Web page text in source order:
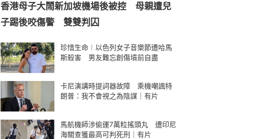
香港母子大鬧新加坡機場後被控 母親遭兒
子踢後咬傷警 雙雙判囚
珍惜生命︱以色列女子音樂節遭哈馬
斯殺害 男友難忘創傷墳前自盡
卡尼演講時提詞器故障 乘機嘲諷特
朗普：我不會視之為陰謀｜有片
馬航機師涉偷運7萬粒搖頭丸 遭印尼
海關查獲最高可判死刑｜有片